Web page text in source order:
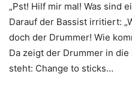
„Pst! Hilf mir mal! Was sind
Darauf der Bassist irritiert:
doch der Drummer! Wie
Da zeigt der Drummer in
steht: Change to sticks…